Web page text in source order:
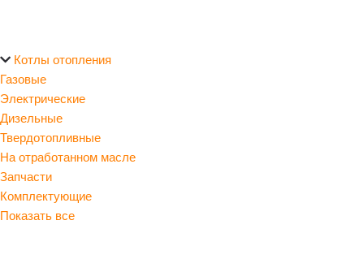
Котлы отопления
Газовые
Электрические
Дизельные
Твердотопливные
На отработанном масле
Запчасти
Комплектующие
Показать все